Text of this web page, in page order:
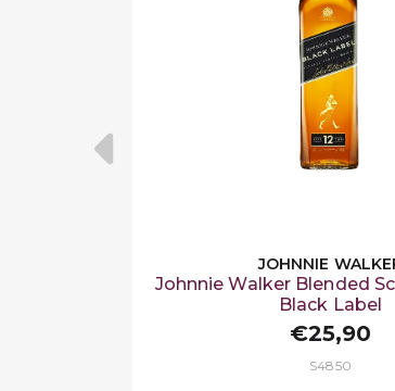
JOHNNIE
Johnnie Walker Blended
Black Label
€25,90
S4850